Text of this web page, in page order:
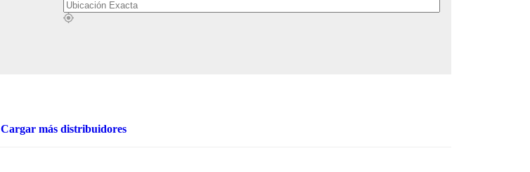
Cargar más distribuidores